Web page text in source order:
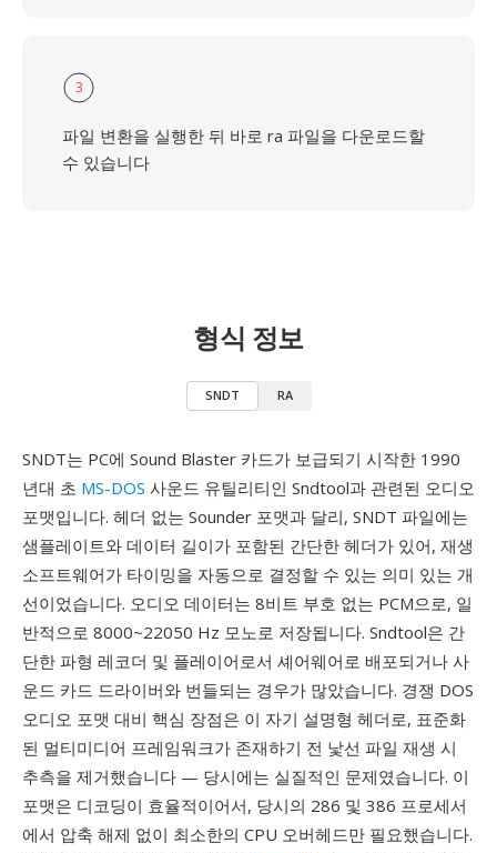
3
파일 변환을 실행한 뒤 바로 ra 파일을 다운로드할
수 있습니다
형식 정보
SNDT RA
SNDT는 PC에 Sound Blaster 카드가 보급되기 시작한 1990
년대 초 MS-DOS 사운드 유틸리티인 Sndtool과 관련된 오디오
포맷입니다. 헤더 없는 Sounder 포맷과 달리, SNDT 파일에는
샘플레이트와 데이터 길이가 포함된 간단한 헤더가 있어, 재생
소프트웨어가 타이밍을 자동으로 결정할 수 있는 의미 있는 개
선이었습니다. 오디오 데이터는 8비트 부호 없는 PCM으로, 일
반적으로 8000~22050 Hz 모노로 저장됩니다. Sndtool은 간
단한 파형 레코더 및 플레이어로서 셰어웨어로 배포되거나 사
운드 카드 드라이버와 번들되는 경우가 많았습니다. 경쟁 DOS
오디오 포맷 대비 핵심 장점은 이 자기 설명형 헤더로, 표준화
된 멀티미디어 프레임워크가 존재하기 전 낯선 파일 재생 시
추측을 제거했습니다 — 당시에는 실질적인 문제였습니다. 이
포맷은 디코딩이 효율적이어서, 당시의 286 및 386 프로세서
에서 압축 해제 없이 최소한의 CPU 오버헤드만 필요했습니다.